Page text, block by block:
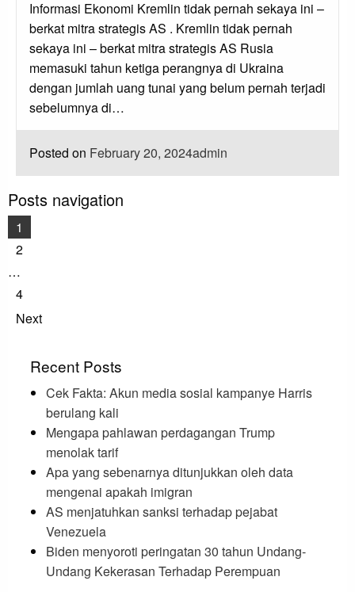
Informasi Ekonomi Kremlin tidak pernah sekaya ini –
berkat mitra strategis AS . Kremlin tidak pernah
sekaya ini – berkat mitra strategis AS Rusia
memasuki tahun ketiga perangnya di Ukraina
dengan jumlah uang tunai yang belum pernah terjadi
sebelumnya di…
Posted on February 20, 2024admin
Posts navigation
1
2
…
4
Next
Recent Posts
Cek Fakta: Akun media sosial kampanye Harris
berulang kali
Mengapa pahlawan perdagangan Trump
menolak tarif
Apa yang sebenarnya ditunjukkan oleh data
mengenai apakah imigran
AS menjatuhkan sanksi terhadap pejabat
Venezuela
Biden menyoroti peringatan 30 tahun Undang-
Undang Kekerasan Terhadap Perempuan